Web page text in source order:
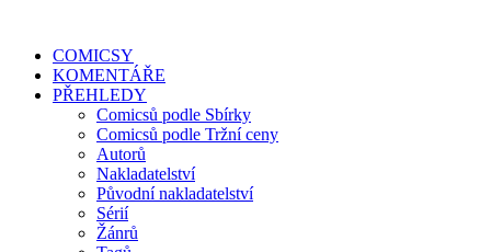
COMICSY
KOMENTÁŘE
PŘEHLEDY
Comicsů podle Sbírky
Comicsů podle Tržní ceny
Autorů
Nakladatelství
Původní nakladatelství
Sérií
Žánrů